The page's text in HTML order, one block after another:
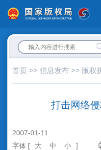
首页 >> 信息发布 >> 版权
打击网络
2007-01-11
字体 [
大 中 小 ]